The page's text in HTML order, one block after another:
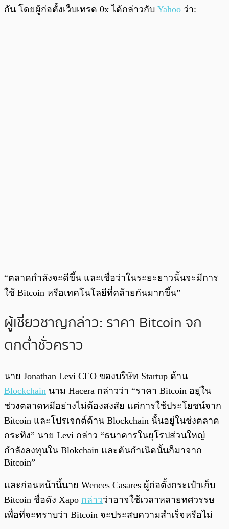
กัน โดยผู้ก่อตั้งเว็บเทรด 0x ได้กล่าวกับ Yahoo ว่า:
“ตลาดกำลังจะดีขึ้น และเชื่อว่าในระยะยาวนั้นจะมีการ
ใช้ Bitcoin หรือเทคโนโลยีที่คล้ายกันมากขึ้น”
ผู้เชี่ยวชาญกล่าว: ราคา Bitcoin จก
ตกต่ำชั่วคราว
นาย Jonathan Levi CEO ของบริษัท Startup ด้าน
Blockchain นาม Hacera กล่าวว่า “ราคา Bitcoin อยู่ใน
ช่วงตลาดหมีอย่างไม่ต้องสงสัย แต่การใช้ประโยชน์จาก
Bitcoin และโปรเจกต์ด้าน Blockchain นั้นอยู่ในช่งตลาด
กระทิง” นาย Levi กล่าว “ธนาคารในยุโรปส่วนใหญ่
กำลังลงทุนใน Blokchain และต้นกำเนิดนั้นก็มาจาก
Bitcoin”
และก่อนหน้านี้นาย Wences Casares ผู้ก่อตั้งกระเป๋าเก็บ
Bitcoin ชื่อดัง Xapo กล่าวว่าอาจใช้เวลาหลายทศวรรษ
เพื่อที่จะทราบว่า Bitcoin จะประสบความสำเร็จหรือไม่